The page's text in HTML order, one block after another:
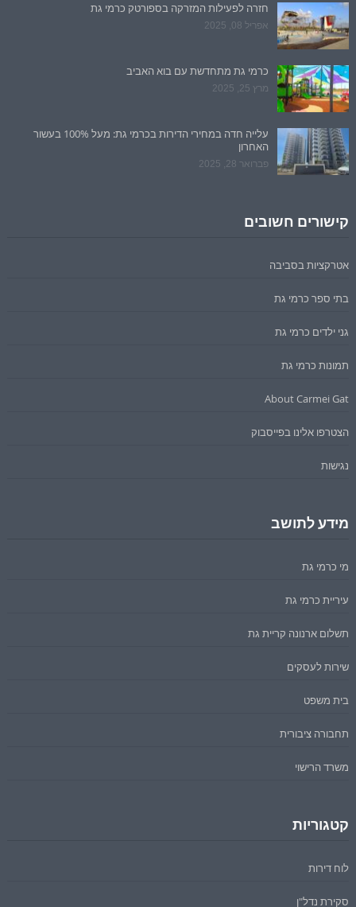
חזרה לפעילות המזרקה בספורטק כרמי גת
אפריל 08, 2025
כרמי גת מתחדשת עם בוא האביב
מרץ 25, 2025
עלייה חדה במחירי הדירות בכרמי גת: מעל 100% בעשור
האחרון
פברואר 28, 2025
קישורים חשובים
אטרקציות בסביבה
בתי ספר כרמי גת
גני ילדים כרמי גת
תמונות כרמי גת
About Carmei Gat
הצטרפו אלינו בפייסבוק
נגישות
מידע לתושב
מי כרמי גת
עיריית כרמי גת
תשלום ארנונה קריית גת
שירות לעסקים
בית משפט
תחבורה ציבורית
משרד הרישוי
קטגוריות
לוח דירות
סקירת נדל"ן